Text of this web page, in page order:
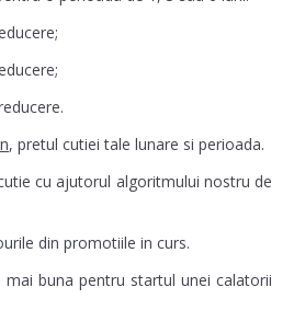
, pretul cutiei tale lunare si perioada.
cu ajutorul algoritmului nostru de
din promotiile in curs.
buna pentru startul unei calatorii